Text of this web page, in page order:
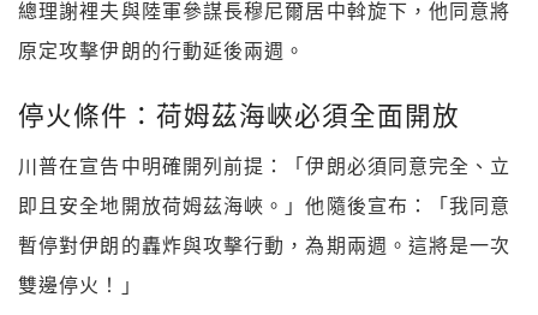
總理謝裡夫與陸軍參謀長穆尼爾居中斡旋下，他同意將
原定攻擊伊朗的行動延後兩週。
停火條件：荷姆茲海峽必須全面開放
川普在宣告中明確開列前提：「伊朗必須同意完全、立
即且安全地開放荷姆茲海峽。」他隨後宣布：「我同意
暫停對伊朗的轟炸與攻擊行動，為期兩週。這將是一次
雙邊停火！」